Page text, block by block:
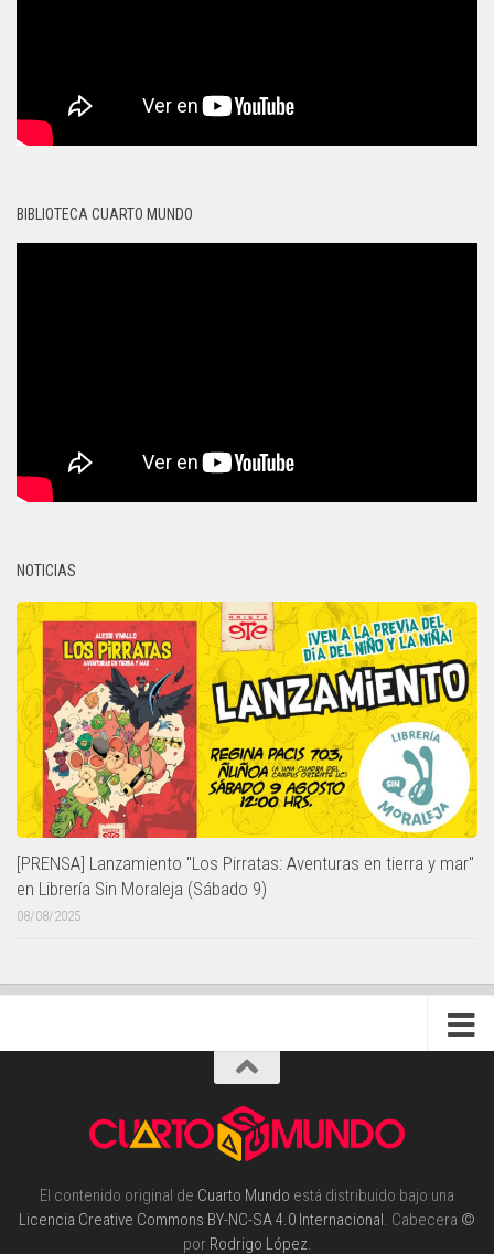
BIBLIOTECA CUARTO MUNDO
NOTICIAS
[PRENSA] Lanzamiento "Los Pirratas: Aventuras en tierra y mar"
en Librería Sin Moraleja (Sábado 9)
08/08/2025
El contenido original de Cuarto Mundo está distribuido bajo una
Licencia Creative Commons BY-NC-SA 4.0 Internacional. Cabecera ©
por Rodrigo López.